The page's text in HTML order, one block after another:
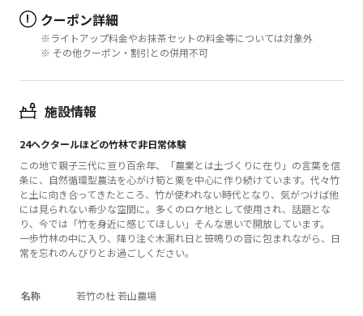
! クーポン詳細
※ライトアップ料金やお抹茶セットの料金等については対象外
※ その他クーポン・割引との併用不可
施設情報
24ヘクタールほどの竹林で非日常体験
この地で親子三代に亘り百余年、「農業とは土づくりに在り」の言葉を信
条に、自然循環型農法を心がけ筍と栗を中心に作り続けています。代々竹
と土に向き合ってきたところ、竹が使われない時代となり、気がつけば他
には見られない希少な空間に。多くのロケ地として使用され、話題とな
り、今では「竹を身近に感じてほしい」そんな思いで開放しています。
一歩竹林の中に入り、降り注ぐ木漏れ日と笹鳴りの音に包まれながら、日
常を忘れのんびりとお過ごしください。
名称 若竹の杜 若山農場